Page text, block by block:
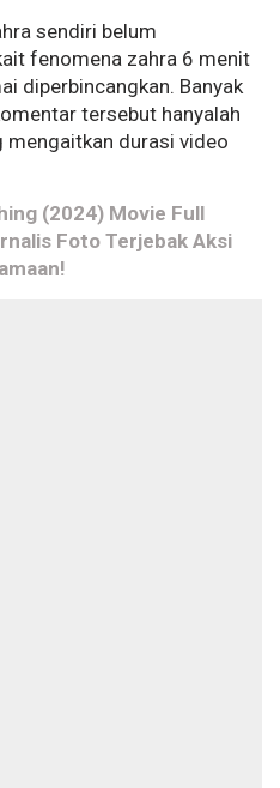
sendiri belum
fenomena zahra 6 menit
diperbincangkan. Banyak
tersebut hanyalah
mengaitkan durasi video
(2024) Movie Full
Foto Terjebak Aksi